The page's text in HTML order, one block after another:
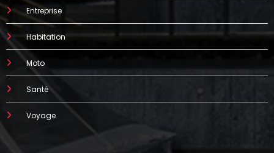
Entreprise
Habitation
Moto
Santé
Voyage